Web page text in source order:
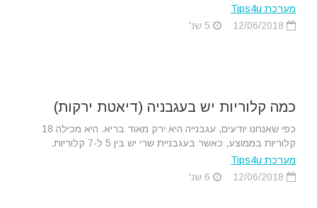
מערכת Tips4u
כמה קלוריות יש בעגבניה (דיאטת ירקות)
כפי שאנחנו יודעים, עגבנייה היא ירק מאוד בריא. היא מכילה 18
קלוריות בממוצע, כאשר בעגבניית שרי יש בין 5 ל-7 קלוריות.
מערכת Tips4u